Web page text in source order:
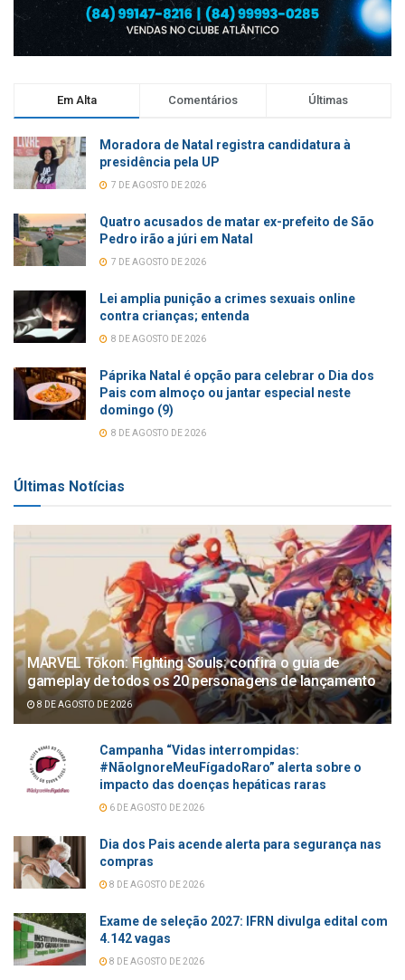
Em Alta Comentários Últimas
Moradora de Natal registra candidatura à
presidência pela UP
7 DE AGOSTO DE 2026
Quatro acusados de matar ex-prefeito de São
Pedro irão a júri em Natal
7 DE AGOSTO DE 2026
Lei amplia punição a crimes sexuais online
contra crianças; entenda
8 DE AGOSTO DE 2026
Páprika Natal é opção para celebrar o Dia dos
Pais com almoço ou jantar especial neste
domingo (9)
8 DE AGOSTO DE 2026
Últimas Notícias
MARVEL Tōkon: Fighting Souls: confira o guia de
gameplay de todos os 20 personagens de lançamento
8 DE AGOSTO DE 2026
Campanha “Vidas interrompidas:
#NãoIgnoreMeuFígadoRaro” alerta sobre o
impacto das doenças hepáticas raras
6 DE AGOSTO DE 2026
Dia dos Pais acende alerta para segurança nas
compras
8 DE AGOSTO DE 2026
Exame de seleção 2027: IFRN divulga edital com
4.142 vagas
8 DE AGOSTO DE 2026